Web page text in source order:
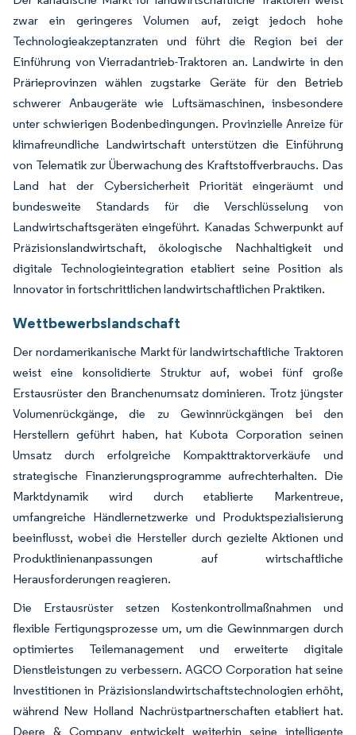
zwar ein geringeres Volumen auf, zeigt jedoch hohe
Technologieakzeptanzraten und führt die Region bei der
Einführung von Vierradantrieb-Traktoren an. Landwirte in den
Prärieprovinzen wählen zugstarke Geräte für den Betrieb
schwerer Anbaugeräte wie Luftsämaschinen, insbesondere
unter schwierigen Bodenbedingungen. Provinzielle Anreize für
klimafreundliche Landwirtschaft unterstützen die Einführung
von Telematik zur Überwachung des Kraftstoffverbrauchs. Das
Land hat der Cybersicherheit Priorität eingeräumt und
bundesweite Standards für die Verschlüsselung von
Landwirtschaftsgeräten eingeführt. Kanadas Schwerpunkt auf
Präzisionslandwirtschaft, ökologische Nachhaltigkeit und
digitale Technologieintegration etabliert seine Position als
Innovator in fortschrittlichen landwirtschaftlichen Praktiken.
Wettbewerbslandschaft
Der nordamerikanische Markt für landwirtschaftliche Traktoren
weist eine konsolidierte Struktur auf, wobei fünf große
Erstausrüster den Branchenumsatz dominieren. Trotz jüngster
Volumenrückgänge, die zu Gewinnrückgängen bei den
Herstellern geführt haben, hat Kubota Corporation seinen
Umsatz durch erfolgreiche Kompakttraktorverkäufe und
strategische Finanzierungsprogramme aufrechterhalten. Die
Marktdynamik wird durch etablierte Markentreue,
umfangreiche Händlernetzwerke und Produktspezialisierung
beeinflusst, wobei die Hersteller durch gezielte Aktionen und
Produktlinienanpassungen auf wirtschaftliche
Herausforderungen reagieren.
Die Erstausrüster setzen Kostenkontrollmaßnahmen und
flexible Fertigungsprozesse um, um die Gewinnmargen durch
optimiertes Teilemanagement und erweiterte digitale
Dienstleistungen zu verbessern. AGCO Corporation hat seine
Investitionen in Präzisionslandwirtschaftstechnologien erhöht,
während New Holland Nachrüstpartnerschaften etabliert hat.
Deere & Company entwickelt weiterhin seine intelligente